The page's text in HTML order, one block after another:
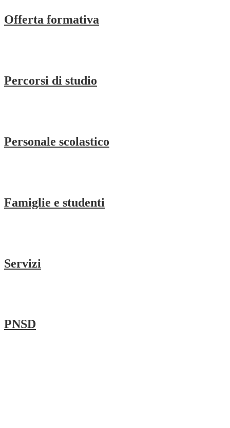
Offerta formativa
Percorsi di studio
Personale scolastico
Famiglie e studenti
Servizi
PNSD